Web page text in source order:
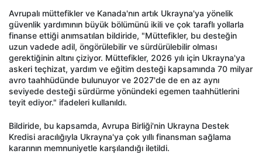
Avrupalı müttefikler ve Kanada'nın artık Ukrayna'ya yönelik
güvenlik yardımının büyük bölümünü ikili ve çok taraflı yollarla
finanse ettiği anımsatılan bildiride, "Müttefikler, bu desteğin
uzun vadede adil, öngörülebilir ve sürdürülebilir olması
gerektiğinin altını çiziyor. Müttefikler, 2026 yılı için Ukrayna'ya
askeri teçhizat, yardım ve eğitim desteği kapsamında 70 milyar
avro taahhüdünde bulunuyor ve 2027'de de en az aynı
seviyede desteği sürdürme yönündeki egemen taahhütlerini
teyit ediyor." ifadeleri kullanıldı.
Bildiride, bu kapsamda, Avrupa Birliği'nin Ukrayna Destek
Kredisi aracılığıyla Ukrayna'ya çok yıllı finansman sağlama
kararının memnuniyetle karşılandığı iletildi.